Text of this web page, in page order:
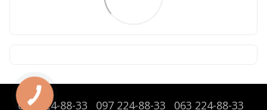
095 224-88-33 097 224-88-33 063 224-88-33